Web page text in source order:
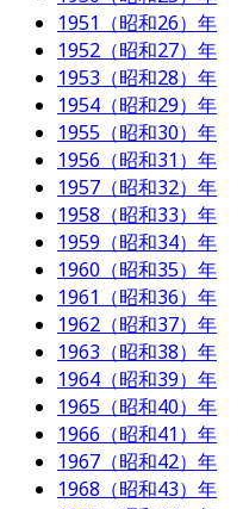
1951（昭和26）年
1952（昭和27）年
1953（昭和28）年
1954（昭和29）年
1955（昭和30）年
1956（昭和31）年
1957（昭和32）年
1958（昭和33）年
1959（昭和34）年
1960（昭和35）年
1961（昭和36）年
1962（昭和37）年
1963（昭和38）年
1964（昭和39）年
1965（昭和40）年
1966（昭和41）年
1967（昭和42）年
1968（昭和43）年